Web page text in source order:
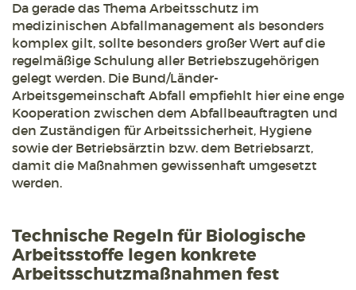
Da gerade das Thema Arbeitsschutz im
medizinischen Abfallmanagement als besonders
komplex gilt, sollte besonders großer Wert auf die
regelmäßige Schulung aller Betriebszugehörigen
gelegt werden. Die Bund/Länder-
Arbeitsgemeinschaft Abfall empfiehlt hier eine enge
Kooperation zwischen dem Abfallbeauftragten und
den Zuständigen für Arbeitssicherheit, Hygiene
sowie der Betriebsärztin bzw. dem Betriebsarzt,
damit die Maßnahmen gewissenhaft umgesetzt
werden.
Technische Regeln für Biologische
Arbeitsstoffe legen konkrete
Arbeitsschutzmaßnahmen fest